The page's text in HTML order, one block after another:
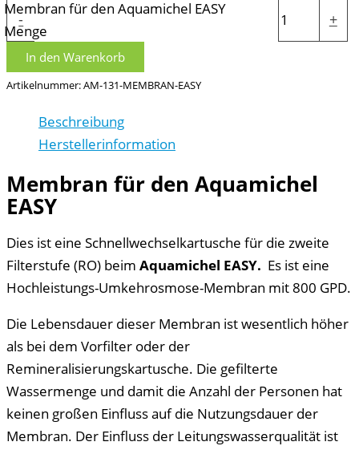
-
Membran für den Aquamichel EASY
Menge
+
In den Warenkorb
Artikelnummer:AM-131-MEMBRAN-EASY
Beschreibung
Herstellerinformation
Membran für den Aquamichel
EASY
Dies ist eine Schnellwechselkartusche für die zweite
Filterstufe (RO) beim Aquamichel EASY. Es ist eine
Hochleistungs-Umkehrosmose-Membran mit 800 GPD.
Die Lebensdauer dieser Membran ist wesentlich höher
als bei dem Vorfilter oder der
Remineralisierungskartusche. Die gefilterte
Wassermenge und damit die Anzahl der Personen hat
keinen großen Einfluss auf die Nutzungsdauer der
Membran. Der Einfluss der Leitungswasserqualität ist